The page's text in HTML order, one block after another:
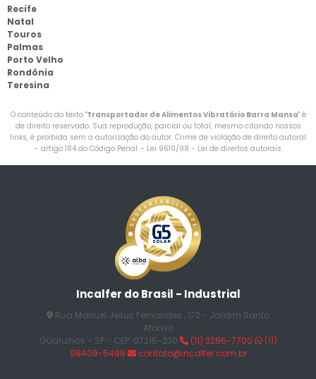
Recife
Natal
Touros
Palmas
Porto Velho
Rondônia
Teresina
O conteúdo do texto "Transportador de Alimentos Vibratório Barra Mansa" é
de direito reservado. Sua reprodução, parcial ou total, mesmo citando nossos
links, é proibida sem a autorização do autor. Crime de violação de direito autoral
– artigo 184 do Código Penal – Lei 9610/98 - Lei de direitos autorais.
Incalfer do Brasil - Industrial
Rua Manuel Jesus Fernandes , 172 - Jardim Santo
Afonso
Guarulhos - SP - CEP: 07215-230
(11) 3296-7700
(11)
98409-5498
contato@incalfer.com.br